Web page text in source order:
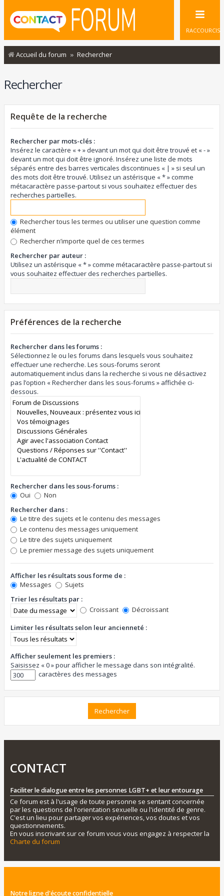
RACCOURCIS
Accueil du forum Rechercher
Rechercher
Requête de la recherche
Rechercher par mots-clés :
Insérez le caractère « + » devant un mot qui doit être trouvé et « - »
devant un mot qui doit être ignoré. Insérez une liste de mots
séparés entre des barres verticales discontinues « | » si seul un
des mots doit être trouvé. Utilisez un astérisque « * » comme
métacaractère passe-partout si vous souhaitez effectuer des
recherches partielles.
Rechercher tous les termes ou utiliser une question comme
élément
Rechercher n’importe quel de ces termes
Rechercher par auteur :
Utilisez un astérisque « * » comme métacaractère passe-partout si
vous souhaitez effectuer des recherches partielles.
Préférences de la recherche
Rechercher dans les forums :
Sélectionnez le ou les forums dans lesquels vous souhaitez
effectuer une recherche. Les sous-forums seront
automatiquement inclus dans la recherche si vous ne désactivez
pas l’option « Rechercher dans les sous-forums » affichée ci-
dessous.
Rechercher dans les sous-forums :
Oui
Non
Rechercher dans :
Le titre des sujets et le contenu des messages
Le contenu des messages uniquement
Le titre des sujets uniquement
Le premier message des sujets uniquement
Afficher les résultats sous forme de :
Messages
Sujets
Trier les résultats par :
Croissant
Décroissant
Limiter les résultats selon leur ancienneté :
Afficher seulement les premiers :
Saisissez « 0 » pour afficher le message dans son intégralité.
caractères des messages
CONTACT
Faciliter le dialogue entre les personnes LGBT+ et leur entourage
Ce forum est à l'usage de toute personne se sentant concernée
par les questions de l'orientation sexuelle ou l'identité de genre.
C'est un lieu pour partager vos expériences, vos doutes et vos
questionnements.
En vous inscrivant sur ce forum vous vous engagez à respecter la
Charte du forum
Notre ligne d'écoute confidentielle